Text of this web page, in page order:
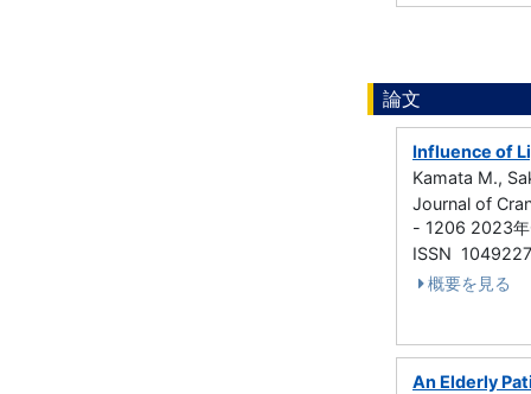
論文
Influence of
Kamata M.,
Journal of
- 1206 2023
ISSN
概要を見る
An Elderly